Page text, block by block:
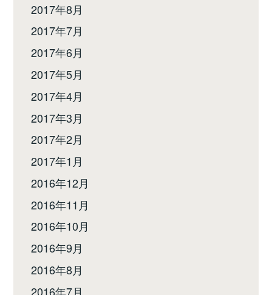
2017年8月
2017年7月
2017年6月
2017年5月
2017年4月
2017年3月
2017年2月
2017年1月
2016年12月
2016年11月
2016年10月
2016年9月
2016年8月
2016年7月